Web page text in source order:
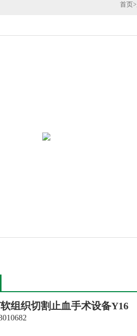
首页>
组织切割止血手术设备Y16